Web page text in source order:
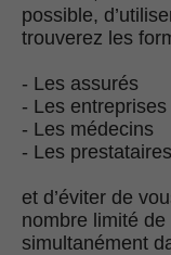
possible,
trouverez les
- Les assurés
- Les entreprises
- Les médecins
- Les prestataires
et d’éviter de
nombre limité
simultanément